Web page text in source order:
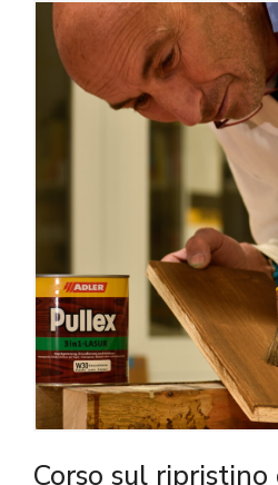
Corso sul